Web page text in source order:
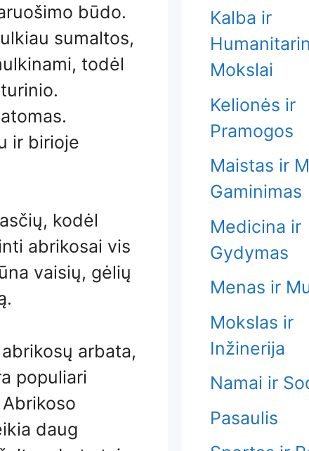
būdo.
sumaltos,
todėl
ir birioje
kodėl
abrikosai vis
vaisių, gėlių
arbata,
populiari
daug
Kalba ir
Mokslai
Kelionės ir
Pramogos
Maistas ir
Gaminimas
Medicina ir
Gydymas
Menas ir
Mokslas ir
Inžinerija
Namai ir
Pasaulis